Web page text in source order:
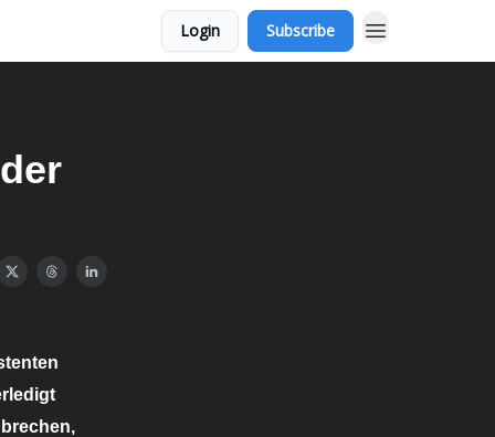
Login Subscribe